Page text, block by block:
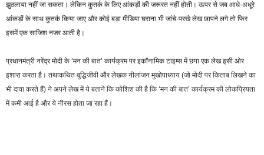
झुठलाया नहीं जा सकता। लेकिन कुतर्क के लिए आंकड़ों की जरूरत नहीं होती। ऊपर से जब आधे-अधूरे
आंकड़ों के साथ कुतर्क किया जाए और कोई बड़ा मीडिया घराना भी जांचे-परखे लेख छापने लगे तो फिर
इसमें एक साजिश नजर आती है।
प्रधानमंत्री नरेंद्र मोदी के ‘मन की बात’ कार्यक्रम पर इकॉनामिक टाइम्स में छपा एक लेख इसी ओर
इशारा करता है। तथाकथित बुद्धिजीवी और लेखक नीलांजन मुखोपाध्याय (जो मोदी पर किताब लिखने का
भी दावा करते हैं) ने अपने लेख में ये बताने कि कोशिश की है कि ‘मन की बात’ कार्यक्रम की लोकप्रियता
में कमी आई है और ये नीरस होता जा रहा हैं।